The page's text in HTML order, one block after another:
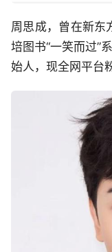
周思成，曾在新东
培图书“一笑而过”
始人，现全网平台